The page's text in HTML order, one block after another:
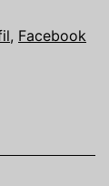
, Facebook